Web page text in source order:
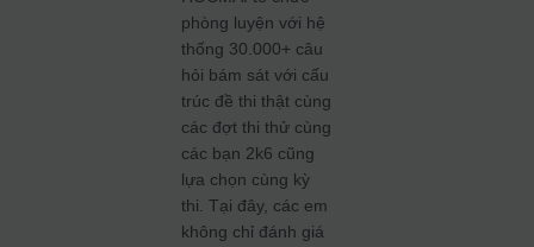
phòng luyện với hệ
thống 30.000+ câu
hỏi bám sát với cấu
trúc đề thi thật cùng
các đợt thi thử cùng
các bạn 2k6 cũng
lựa chọn cùng kỳ
thi. Tại đây, các em
không chỉ đánh giá